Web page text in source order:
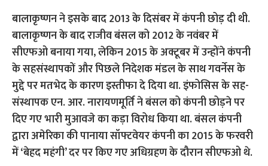
बालाकृष्णन ने इसके बाद 2013 के दिसंबर में कंपनी छोड़ दी थी.
बालाकृष्णन के बाद राजीव बंसल को 2012 के नवंबर में
सीएफओ बनाया गया, लेकिन 2015 के अक्टूबर में उन्होंने कंपनी
के सहसंस्थापकों और पिछले निदेशक मंडल के साथ गवर्नेस के
मुद्दे पर मतभेद के कारण इस्तीफा दे दिया था. इंफोसिस के सह-
संस्थापक एन. आर. नारायणमूर्ति ने बंसल को कंपनी छोड़ने पर
दिए गए भारी मुआवजे का कड़ा विरोध किया था. बंसल कंपनी
द्वारा अमेरिका की पानाया सॉफ्टवेयर कंपनी का 2015 के फरवरी
में ‘बेहद महंगी’ दर पर किए गए अधिग्रहण के दौरान सीएफओ थे.